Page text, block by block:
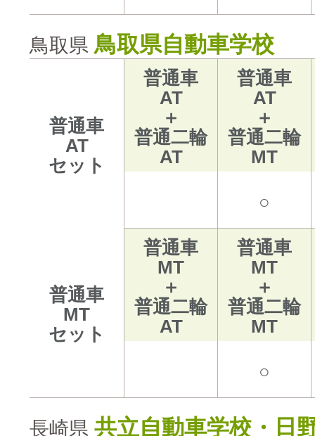
鳥取県 鳥取県自動車学校
普通車
AT
セット
普通車
AT
＋
普通二輪
AT
普通車
AT
＋
普通二輪
MT
○
普通車
MT
セット
普通車
MT
＋
普通二輪
AT
普通車
MT
＋
普通二輪
MT
○
長崎県 共立自動車学校・日